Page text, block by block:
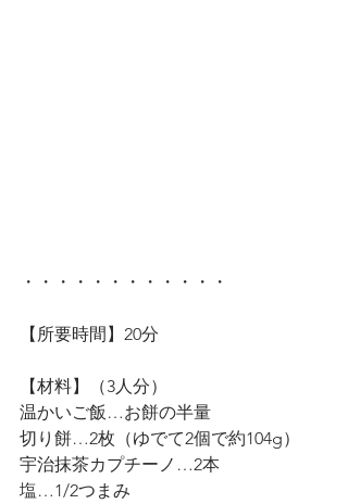
・・・・・・・・・・・・
【所要時間】20分
【材料】（3人分）
温かいご飯…お餅の半量
切り餅…2枚（ゆでて2個で約104g）
宇治抹茶カプチーノ…2本
塩…1/2つまみ